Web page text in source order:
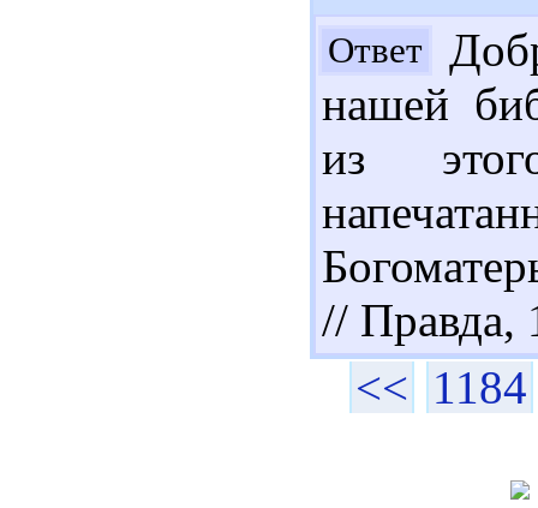
Ответ
нашей
из
// Правда,
<< 1184